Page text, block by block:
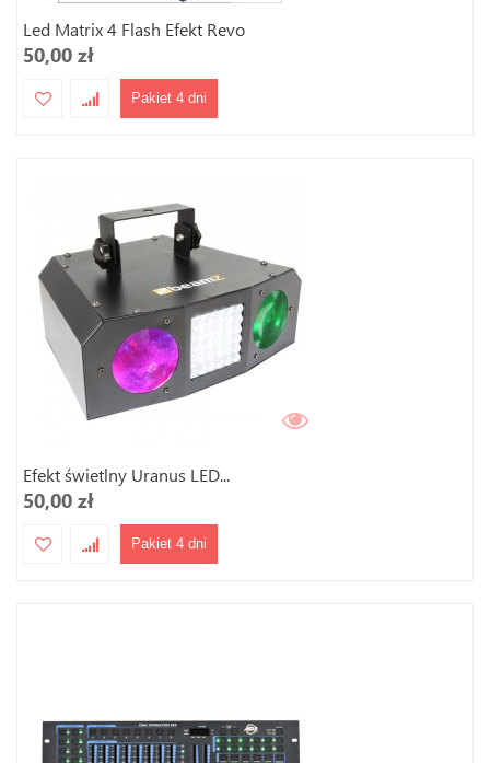
Led Matrix 4 Flash Efekt Revo
50,00 zł
Pakiet 4 dni
Efekt świetlny Uranus LED...
50,00 zł
Pakiet 4 dni